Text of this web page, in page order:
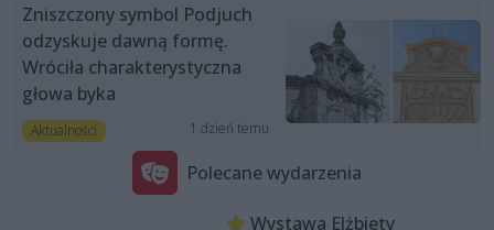
Zniszczony symbol Podjuch
odzyskuje dawną formę.
Wróciła charakterystyczna
głowa byka
Aktualności 1 dzień temu
Polecane wydarzenia
Wystawa Elżbiety